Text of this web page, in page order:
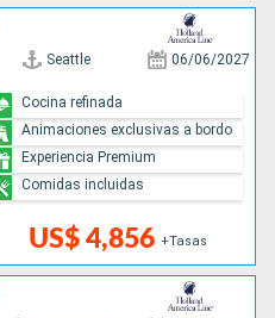
Seattle 06/06/2027
US$ 4,856 +Tasas
Cocina refinada
Animaciones exclusivas a bordo
Experiencia Premium
Comidas incluidas